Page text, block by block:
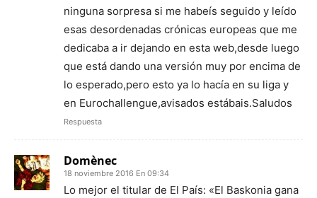
ninguna sorpresa si me habeís seguido y leído
esas desordenadas crónicas europeas que me
dedicaba a ir dejando en esta web,desde luego
que está dando una versión muy por encima de
lo esperado,pero esto ya lo hacía en su liga y
en Eurochallengue,avisados estábais.Saludos
Respuesta
Domènec
18 noviembre 2016 En 09:34
Lo mejor el titular de El País: «El Baskonia gana